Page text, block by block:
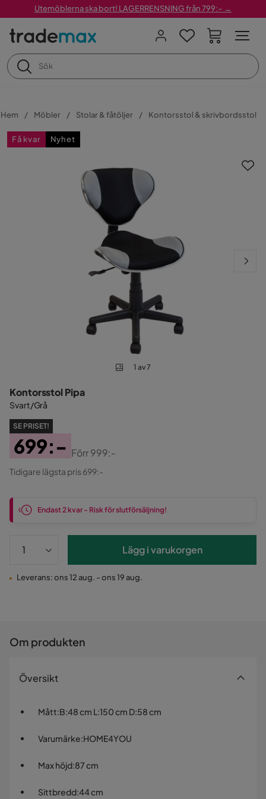
Utemöblerna ska bort! LAGERRENSNING från 799:– →
Hem Möbler Stolar & fåtöljer Kontorsstol & skrivbordsstol
Få kvar Nyhet
1 av 7
Kontorsstol Pipa
Svart/Grå
SE PRISET!
Pris
699:-
Original
Pris
Förr999:-
Tidigare lägsta pris 699:-
Endast 2 kvar - Risk för slutförsäljning!
Lägg i varukorgen
Leverans: ons 12 aug. - ons 19 aug.
Om produkten
Översikt
Mått:B:48 cm L:150 cm D:58 cm
Varumärke:HOME4YOU
Max höjd:87 cm
Sittbredd:44 cm